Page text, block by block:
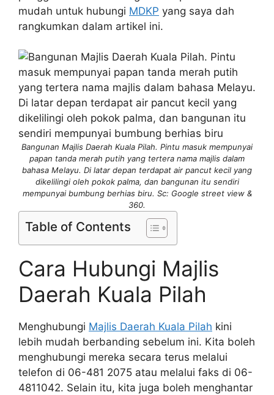
mudah untuk hubungi MDKP yang saya dah
rangkumkan dalam artikel ini.
Bangunan Majlis Daerah Kuala Pilah. Pintu masuk mempunyai
papan tanda merah putih yang tertera nama majlis dalam
bahasa Melayu. Di latar depan terdapat air pancut kecil yang
dikelilingi oleh pokok palma, dan bangunan itu sendiri
mempunyai bumbung berhias biru. Sc: Google street view &
360.
Table of Contents
Cara Hubungi Majlis
Daerah Kuala Pilah
Menghubungi Majlis Daerah Kuala Pilah kini
lebih mudah berbanding sebelum ini. Kita boleh
menghubungi mereka secara terus melalui
telefon di 06-481 2075 atau melalui faks di 06-
4811042. Selain itu, kita juga boleh menghantar